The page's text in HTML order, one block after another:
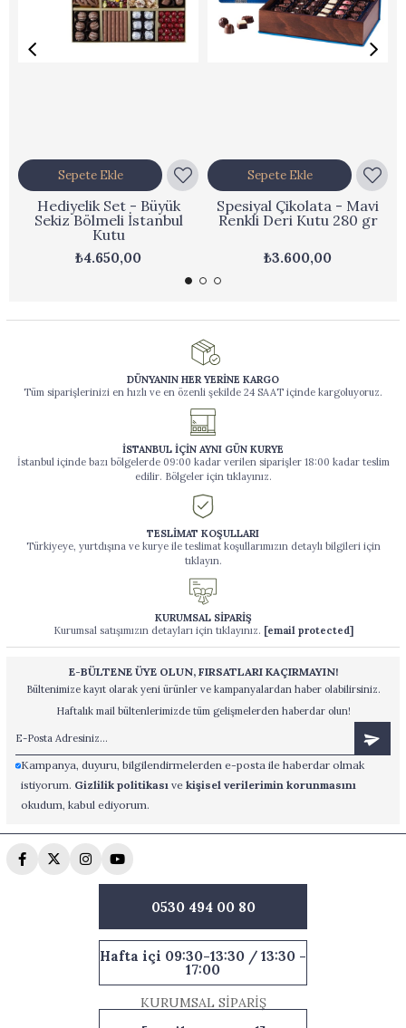
Hediyelik Set - Büyük
Sekiz Bölmeli İstanbul
Kutu
₺4.650,00
Sepete Ekle
Spesiyal Çikolata - Mavi
Renkli Deri Kutu 280 gr
₺3.600,00
Sepete Ekle
DÜNYANIN HER YERİNE KARGO
Tüm siparişlerinizi en hızlı ve en özenli şekilde 24 SAAT içinde kargoluyoruz.
İSTANBUL İÇİN AYNI GÜN KURYE
İstanbul içinde bazı bölgelerde 09:00 kadar verilen siparişler 18:00 kadar teslim
edilir. Bölgeler için tıklayınız.
TESLİMAT KOŞULLARI
Türkiyeye, yurtdışına ve kurye ile teslimat koşullarımızın detaylı bilgileri için
tıklayın.
KURUMSAL SİPARİŞ
Kurumsal satışımızın detayları için tıklayınız. [email protected]
E-BÜLTENE ÜYE OLUN, FIRSATLARI KAÇIRMAYIN!
Bültenimize kayıt olarak yeni ürünler ve kampanyalardan haber olabilirsiniz.
Haftalık mail bültenlerimizde tüm gelişmelerden haberdar olun!
Kampanya, duyuru, bilgilendirmelerden e-posta ile haberdar olmak
istiyorum. Gizlilik politikasıve kişisel verilerimin korunmasını
okudum, kabul ediyorum.
0530 494 00 80
Hafta içi 09:30-13:30 / 13:30 -
17:00
KURUMSAL SİPARİŞ